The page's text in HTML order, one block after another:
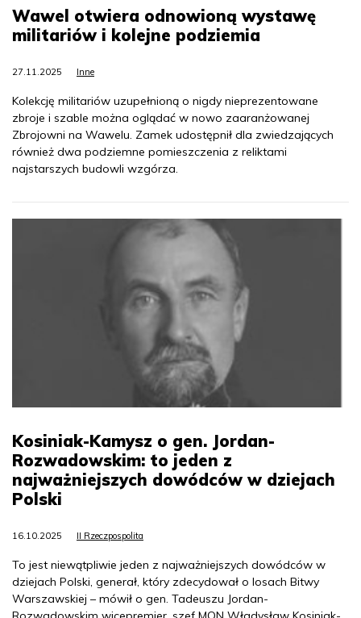
Wawel otwiera odnowioną wystawę
militariów i kolejne podziemia
27.11.2025 Inne
Kolekcję militariów uzupełnioną o nigdy nieprezentowane
zbroje i szable można oglądać w nowo zaaranżowanej
Zbrojowni na Wawelu. Zamek udostępnił dla zwiedzających
również dwa podziemne pomieszczenia z reliktami
najstarszych budowli wzgórza.
Kosiniak-Kamysz o gen. Jordan-
Rozwadowskim: to jeden z
najważniejszych dowódców w dziejach
Polski
16.10.2025 II Rzeczpospolita
To jest niewątpliwie jeden z najważniejszych dowódców w
dziejach Polski, generał, który zdecydował o losach Bitwy
Warszawskiej – mówił o gen. Tadeuszu Jordan-